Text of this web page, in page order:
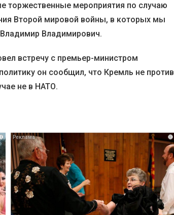
торжественные мероприятия по случаю
Второй мировой войны, в которых мы
Владимирович.
встречу с премьер-министром
он сообщил, что Кремль не против
не в НАТО.
i i